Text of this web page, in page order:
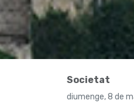
Societat
diumenge, 8 de